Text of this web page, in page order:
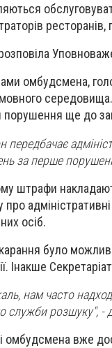
омбудсмена,
порушення ще до
передбачає
за перше
штрафи
про
осіб.
було
Інакше
нам часто
служби розшуку", -
омбудсмена вже